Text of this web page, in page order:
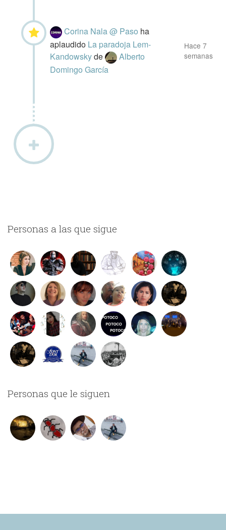
Corina Nala @ Paso ha
aplaudido La paradoja Lem-
Kandowskyde
Alberto
Domingo García
Hace 7
semanas
Personas a las que sigue
Personas que le siguen